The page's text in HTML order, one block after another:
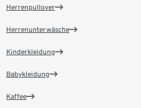
Herrenpullover
Herrenunterwäsche
Kinderkleidung
Babykleidung
Kaffee